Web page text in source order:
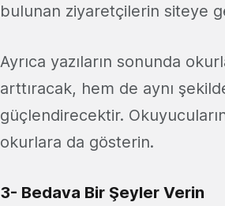
bulunan ziyaretçilerin siteye
Ayrıca yazıların sonunda
arttıracak, hem de aynı
güçlendirecektir.
okurlara da gösterin.
3- Bedava Bir Şeyler Verin